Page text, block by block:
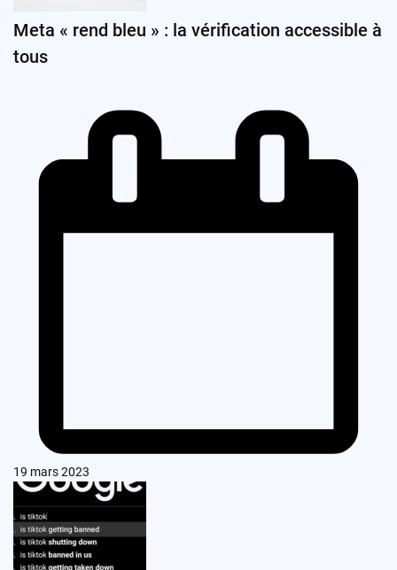
Meta « rend bleu » : la vérification accessible à
tous
19 mars 2023